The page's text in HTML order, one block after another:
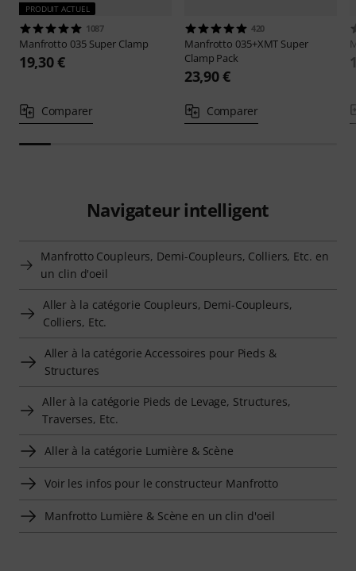
PRODUIT ACTUEL
1087
Manfrotto 035 Super Clamp
19,30 €
Comparer
420
Manfrotto 035+XMT Super
Clamp Pack
23,90 €
Comparer
Navigateur intelligent
Manfrotto Coupleurs, Demi-Coupleurs, Colliers, Etc. en
un clin d'oeil
Aller à la catégorie Coupleurs, Demi-Coupleurs,
Colliers, Etc.
Aller à la catégorie Accessoires pour Pieds &
Structures
Aller à la catégorie Pieds de Levage, Structures,
Traverses, Etc.
Aller à la catégorie Lumière & Scène
Voir les infos pour le constructeur Manfrotto
Manfrotto Lumière & Scène en un clin d'oeil